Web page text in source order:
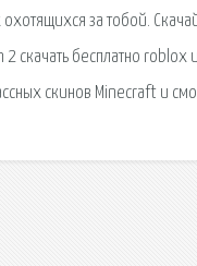
за тобой.
бесплатно roblox
скинов Minecraft и